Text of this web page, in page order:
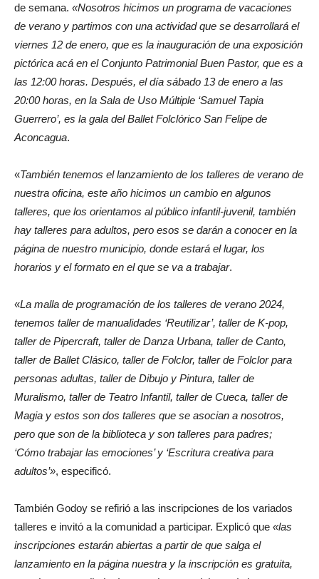
de semana. «Nosotros hicimos un programa de vacaciones
de verano y partimos con una actividad que se desarrollará el
viernes 12 de enero, que es la inauguración de una exposición
pictórica acá en el Conjunto Patrimonial Buen Pastor, que es a
las 12:00 horas. Después, el día sábado 13 de enero a las
20:00 horas, en la Sala de Uso Múltiple ‘Samuel Tapia
Guerrero’, es la gala del Ballet Folclórico San Felipe de
Aconcagua.
«También tenemos el lanzamiento de los talleres de verano de
nuestra oficina, este año hicimos un cambio en algunos
talleres, que los orientamos al público infantil-juvenil, también
hay talleres para adultos, pero esos se darán a conocer en la
página de nuestro municipio, donde estará el lugar, los
horarios y el formato en el que se va a trabajar.
«La malla de programación de los talleres de verano 2024,
tenemos taller de manualidades ‘Reutilizar’, taller de K-pop,
taller de Pipercraft, taller de Danza Urbana, taller de Canto,
taller de Ballet Clásico, taller de Folclor, taller de Folclor para
personas adultas, taller de Dibujo y Pintura, taller de
Muralismo, taller de Teatro Infantil, taller de Cueca, taller de
Magia y estos son dos talleres que se asocian a nosotros,
pero que son de la biblioteca y son talleres para padres;
‘Cómo trabajar las emociones’ y ‘Escritura creativa para
adultos’», especificó.
También Godoy se refirió a las inscripciones de los variados
talleres e invitó a la comunidad a participar. Explicó que «las
inscripciones estarán abiertas a partir de que salga el
lanzamiento en la página nuestra y la inscripción es gratuita,